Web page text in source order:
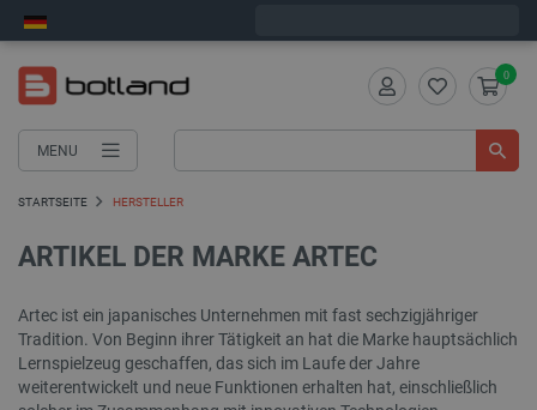
MENU
0
STARTSEITE HERSTELLER
ARTIKEL DER MARKE ARTEC
Artec ist ein japanisches Unternehmen mit fast sechzigjähriger
Tradition. Von Beginn ihrer Tätigkeit an hat die Marke hauptsächlich
Lernspielzeug geschaffen, das sich im Laufe der Jahre
weiterentwickelt und neue Funktionen erhalten hat, einschließlich